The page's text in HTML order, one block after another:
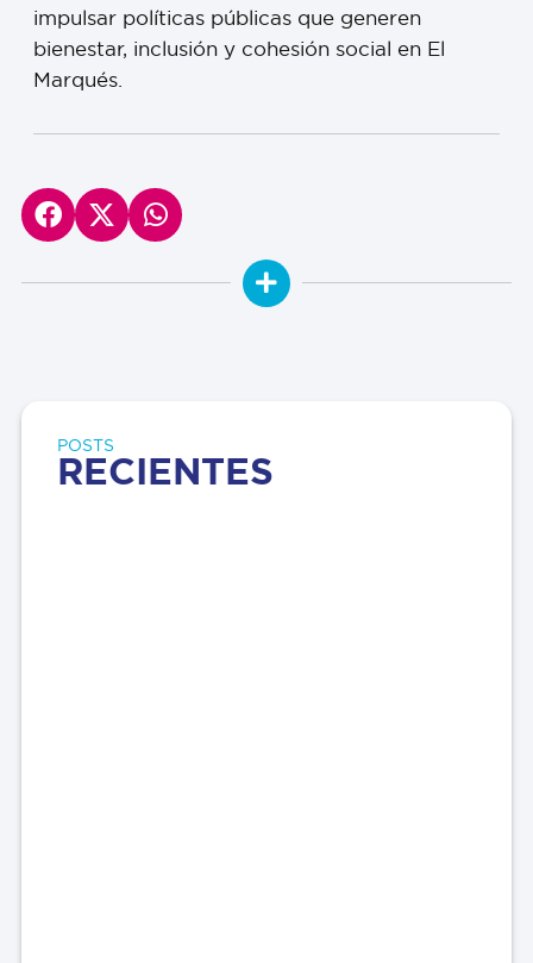
impulsar políticas públicas que generen
bienestar, inclusión y cohesión social en El
Marqués.
POSTS
RECIENTES